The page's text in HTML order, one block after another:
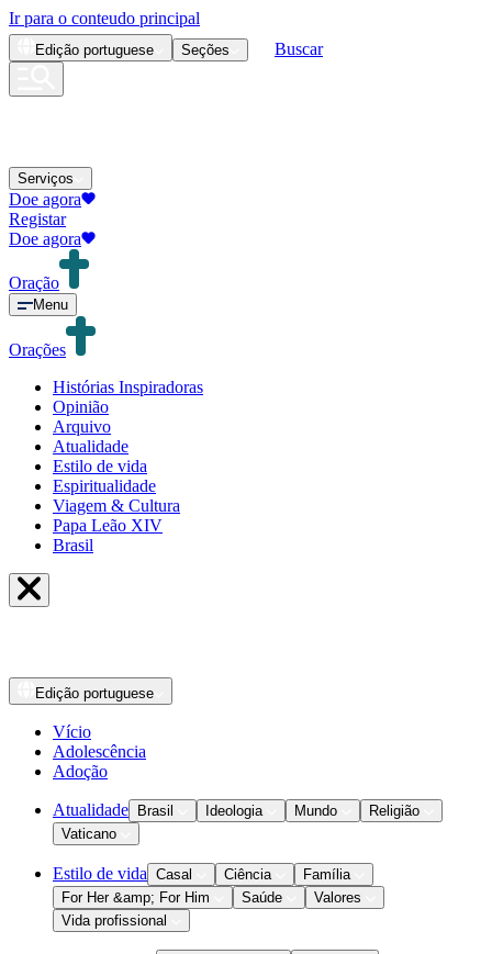
Ir para o conteudo principal
Edição portuguese Seções Buscar
Serviços
Doe agora
Registar
Doe agora
Oração
Menu
Orações
Histórias Inspiradoras
Opinião
Arquivo
Atualidade
Estilo de vida
Espiritualidade
Viagem & Cultura
Papa Leão XIV
Brasil
Edição portuguese
Vício
Adolescência
Adoção
Atualidade Brasil Ideologia Mundo
Religião
Vaticano
Estilo de vida Casal Ciência
Família
For Her &amp; For Him
Saúde
Valores
Vida profissional